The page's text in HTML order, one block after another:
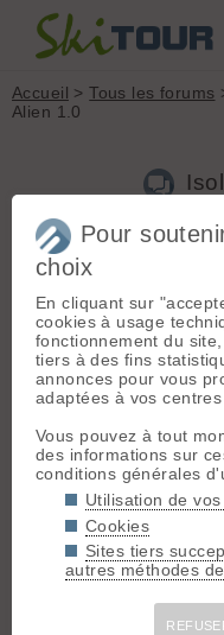
Accueil >Tous les forums
Alien 1.0
Nouveau sujet
M
Mx74120 [3posts] -
Bonjour,
Est ce que l'un d'entre
modèle" en conditions
Il parait que l'isolation
Je me pose la question
haute-montagne.
La possibilité de faire de
Bon ski
Pour
choix
En cliquant sur
cookies à usage
fonctionnement du
tiers à des fins
annonces pour vous
adaptées à vos
Vous pouvez à tout
des informations sur
conditions générales
Utilisation de
Cookies
Sites tiers
autres méthodes